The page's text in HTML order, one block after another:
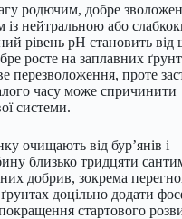
родючим, добре
із нейтральною або
рівень pH становить від
росте на заплавних
перезволоження, проте
часу може спричинити
системи.
очищають від бур’янів і
близько тридцяти
добрив, зокрема
доцільно додати
стартового